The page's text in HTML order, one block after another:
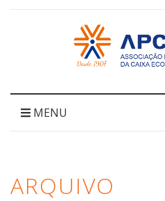
APCEF/SP
Acessar
página
inicial
MENU
ARQUIVO